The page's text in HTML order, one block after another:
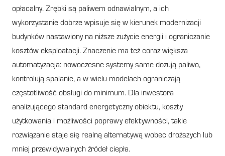
opłacalny. Zrębki są paliwem odnawialnym, a ich
wykorzystanie dobrze wpisuje się w kierunek modernizacji
budynków nastawiony na niższe zużycie energii i ograniczanie
kosztów eksploatacji. Znaczenie ma też coraz większa
automatyzacja: nowoczesne systemy same dozują paliwo,
kontrolują spalanie, a w wielu modelach ograniczają
częstotliwość obsługi do minimum. Dla inwestora
analizującego standard energetyczny obiektu, koszty
użytkowania i możliwości poprawy efektywności, takie
rozwiązanie staje się realną alternatywą wobec droższych lub
mniej przewidywalnych źródeł ciepła.